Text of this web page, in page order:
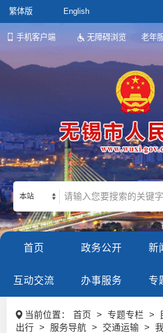
繁体版 English
手机客户端 无障碍浏览 老年
本站
首页 政务公开 新
互动交流 办事服务 专
当前位置： 首页 > 专题专栏 >
出行 > 服务导航 > 交通运输 >